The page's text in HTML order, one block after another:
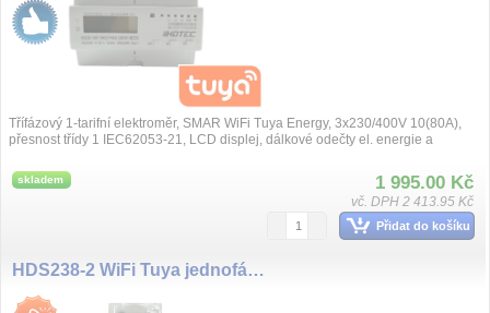
Třífázový 1-tarifní elektroměr, SMAR WiFi Tuya Energy, 3x230/400V 10(80A),
přesnost třídy 1 IEC62053-21, LCD displej, dálkové odečty el. energie a
skladem 1 995.00 Kč
vč. DPH 2 413.95 Kč
Přidat do košíku
HDS238-2 WiFi Tuya jednofázový elektroměr